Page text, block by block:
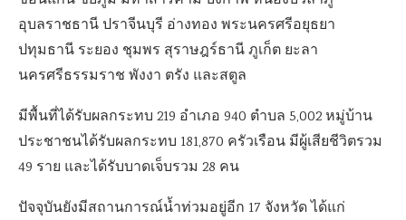
อุบลราชธานี ปราจีนบุรี อ่างทอง พระนครศรีอยุธยา
ปทุมธานี ระยอง ชุมพร สุราษฎร์ธานี ภูเก็ต ยะลา
นครศรีธรรมราช พังงา ตรัง และสตูล
มีพื้นที่ได้รับผลกระทบ 219 อำเภอ 940 ตำบล 5,002 หมู่บ้าน
ประชาชนได้รับผลกระทบ 181,870 ครัวเรือน มีผู้เสียชีวิตรวม
49 ราย และได้รับบาดเจ็บรวม 28 คน
ปัจจุบันยังมีสถานการณ์น้ำท่วมอยู่อีก 17 จังหวัด ได้แก่